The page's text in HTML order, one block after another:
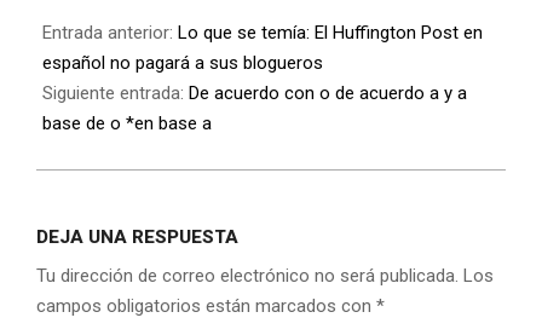
Entrada anterior: Lo que se temía: El Huffington Post en
español no pagará a sus blogueros
Siguiente entrada: De acuerdo con o de acuerdo a y a
base de o *en base a
DEJA UNA RESPUESTA
Tu dirección de correo electrónico no será publicada. Los
campos obligatorios están marcados con *